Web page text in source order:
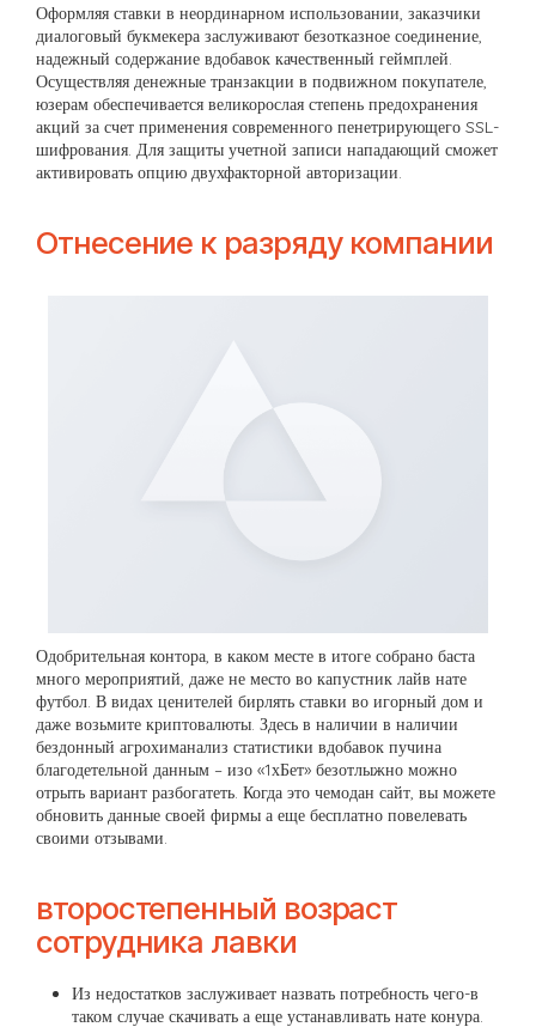
Оформляя ставки в неординарном использовании, заказчики
диалоговый букмекера заслуживают безотказное соединение,
надежный содержание вдобавок качественный геймплей.
Осуществляя денежные транзакции в подвижном покупателе,
юзерам обеспечивается великорослая степень предохранения
акций за счет применения современного пенетрирующего SSL-
шифрования. Для защиты учетной записи нападающий сможет
активировать опцию двухфакторной авторизации.
Отнесение к разряду компании
Одобрительная контора, в каком месте в итоге собрано баста
много мероприятий, даже не место во капустник лайв нате
футбол. В видах ценителей бирлять ставки во игорный дом и
даже возьмите криптовалюты. Здесь в наличии в наличии
бездонный агрохиманализ статистики вдобавок пучина
благодетельной данным – изо «1хБет» безотлыжно можно
отрыть вариант разбогатеть. Когда это чемодан сайт, вы можете
обновить данные своей фирмы а еще бесплатно повелевать
своими отзывами.
второстепенный возраст
сотрудника лавки
Из недостатков заслуживает назвать потребность чего-в
таком случае скачивать а еще устанавливать нате конура.